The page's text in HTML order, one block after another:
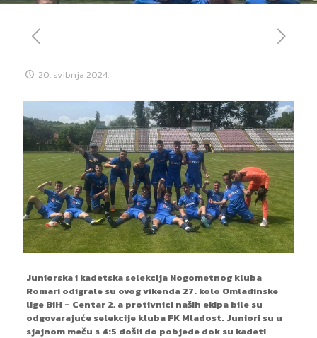
20. svibnja 2024.
Juniorska i kadetska selekcija Nogometnog kluba
Romari odigrale su ovog vikenda 27. kolo Omladinske
lige BiH – Centar 2, a protivnici naših ekipa bile su
odgovarajuće selekcije kluba FK Mladost. Juniori su u
sjajnom meču s 4:5 došli do pobjede dok su kadeti